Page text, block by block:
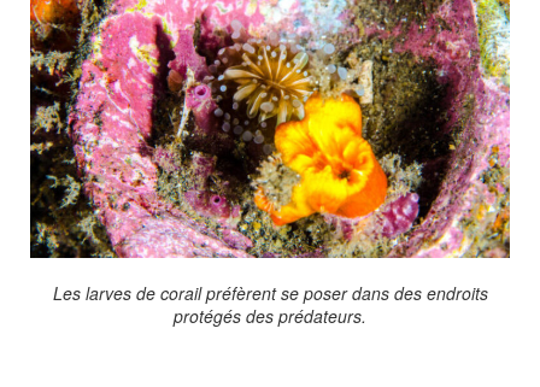
Les larves de corail préfèrent se poser dans des endroits
protégés des prédateurs.